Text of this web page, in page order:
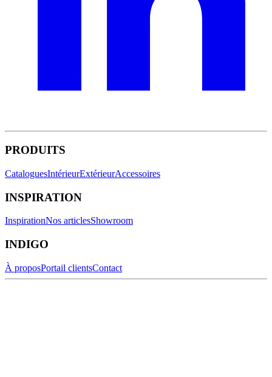
PRODUITS
CataloguesIntérieurExtérieurAccessoires
INSPIRATION
InspirationNos articlesShowroom
INDIGO
À proposPortail clientsContact